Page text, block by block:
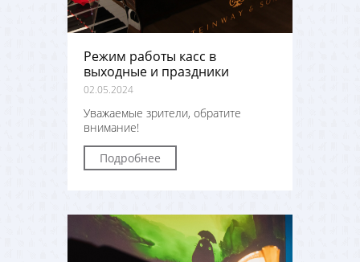
Режим работы касс в
выходные и праздники
02.05.2024
Уважаемые зрители, обратите
внимание!
Подробнее